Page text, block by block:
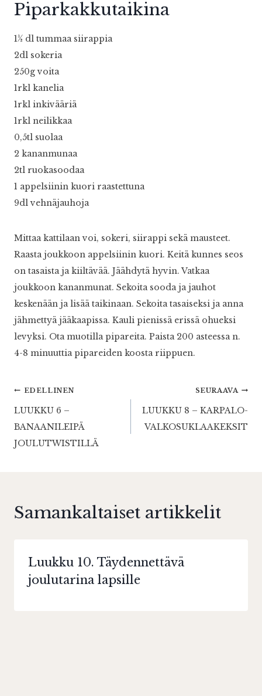
Piparkakkutaikina
1½ dl tummaa siirappia
2dl sokeria
250g voita
1rkl kanelia
1rkl inkivääriä
1rkl neilikkaa
0,5tl suolaa
2 kananmunaa
2tl ruokasoodaa
1 appelsiinin kuori raastettuna
9dl vehnäjauhoja
Mittaa kattilaan voi, sokeri, siirappi sekä mausteet.
Raasta joukkoon appelsiinin kuori. Keitä kunnes seos
on tasaista ja kiiltävää. Jäähdytä hyvin. Vatkaa
joukkoon kananmunat. Sekoita sooda ja jauhot
keskenään ja lisää taikinaan. Sekoita tasaiseksi ja anna
jähmettyä jääkaapissa. Kauli pienissä erissä ohueksi
levyksi. Ota muotilla pipareita. Paista 200 asteessa n.
4-8 minuuttia pipareiden koosta riippuen.
Artikkelien
selaus
EDELLINEN
LUUKKU 6 –
BANAANILEIPÄ
JOULUTWISTILLÄ
SEURAAVA
LUUKKU 8 – KARPALO-
VALKOSUKLAAKEKSIT
Samankaltaiset artikkelit
Luukku 10. Täydennettävä
joulutarina lapsille